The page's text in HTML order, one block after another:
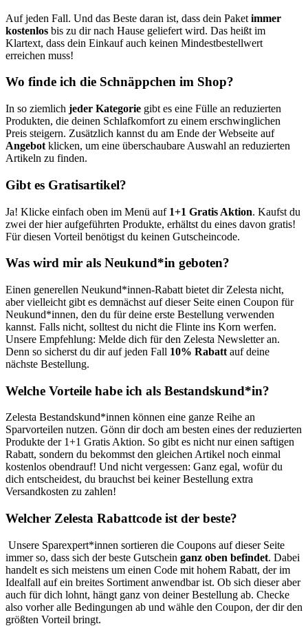
Auf jeden Fall. Und das Beste daran ist, dass dein Paket immer
kostenlos bis zu dir nach Hause geliefert wird. Das heißt im
Klartext, dass dein Einkauf auch keinen Mindestbestellwert
erreichen muss!
Wo finde ich die Schnäppchen im Shop?
In so ziemlich jeder Kategorie gibt es eine Fülle an reduzierten
Produkten, die deinen Schlafkomfort zu einem erschwinglichen
Preis steigern. Zusätzlich kannst du am Ende der Webseite auf
Angebot klicken, um eine überschaubare Auswahl an reduzierten
Artikeln zu finden.
Gibt es Gratisartikel?
Ja! Klicke einfach oben im Menü auf 1+1 Gratis Aktion. Kaufst du
zwei der hier aufgeführten Produkte, erhältst du eines davon gratis!
Für diesen Vorteil benötigst du keinen Gutscheincode.
Was wird mir als Neukund*in geboten?
Einen generellen Neukund*innen-Rabatt bietet dir Zelesta nicht,
aber vielleicht gibt es demnächst auf dieser Seite einen Coupon für
Neukund*innen, den du für deine erste Bestellung verwenden
kannst. Falls nicht, solltest du nicht die Flinte ins Korn werfen.
Unsere Empfehlung: Melde dich für den Zelesta Newsletter an.
Denn so sicherst du dir auf jeden Fall 10% Rabatt auf deine
nächste Bestellung.
Welche Vorteile habe ich als Bestandskund*in?
Zelesta Bestandskund*innen können eine ganze Reihe an
Sparvorteilen nutzen. Gönn dir doch am besten eines der reduzierten
Produkte der 1+1 Gratis Aktion. So gibt es nicht nur einen saftigen
Rabatt, sondern du bekommst den gleichen Artikel noch einmal
kostenlos obendrauf! Und nicht vergessen: Ganz egal, wofür du
dich entscheidest, du brauchst bei keiner Bestellung extra
Versandkosten zu zahlen!⁣
Welcher Zelesta Rabattcode ist der beste?
⁣⁣ Unsere Sparexpert*innen sortieren die Coupons auf dieser Seite
immer so, dass sich der beste Gutschein ganz oben befindet. Dabei
handelt es sich meistens um einen Code mit hohem Rabatt, der im
Idealfall auf ein breites Sortiment anwendbar ist. Ob sich dieser aber
auch für dich lohnt, hängt ganz von deiner Bestellung ab. Checke
also vorher alle Bedingungen ab und wähle den Coupon, der dir den
größten Vorteil bringt.